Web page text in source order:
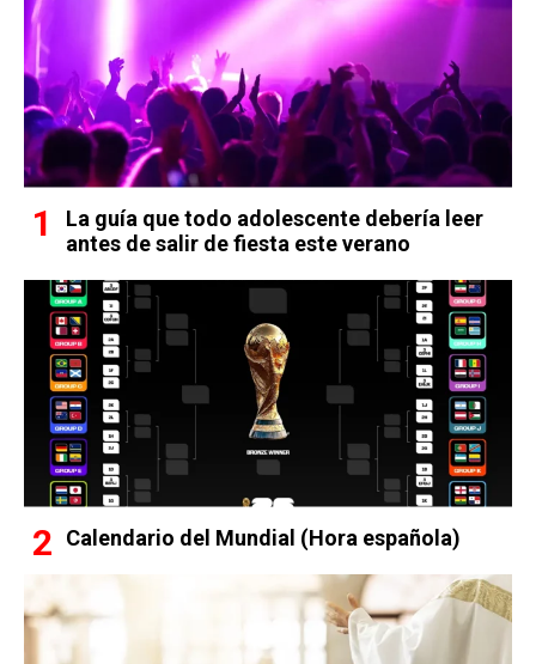
La guía que todo adolescente debería leer
antes de salir de fiesta este verano
Calendario del Mundial (Hora española)